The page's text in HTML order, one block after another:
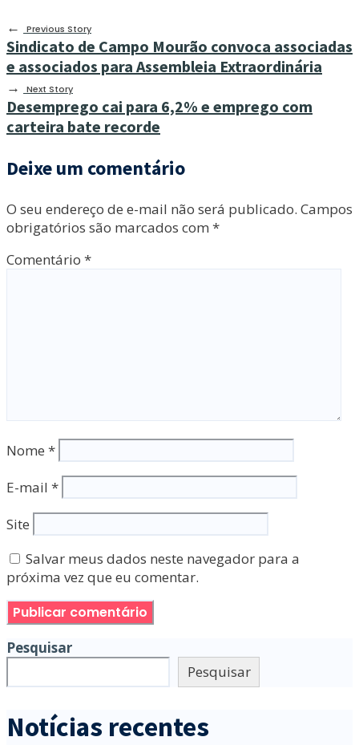
←
Previous Story
Sindicato de Campo Mourão convoca associadas
e associados para Assembleia Extraordinária
→ Next Story
Desemprego cai para 6,2% e emprego com
carteira bate recorde
Deixe um comentário
O seu endereço de e-mail não será publicado. Campos
obrigatórios são marcados com *
Comentário *
Nome *
E-mail *
Site
Salvar meus dados neste navegador para a
próxima vez que eu comentar.
Pesquisar
Pesquisar
Notícias recentes